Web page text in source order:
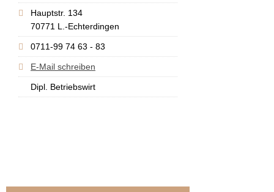
Hauptstr. 134
70771 L.-Echterdingen
0711-99 74 63 - 83
E-Mail schreiben
Dipl. Betriebswirt